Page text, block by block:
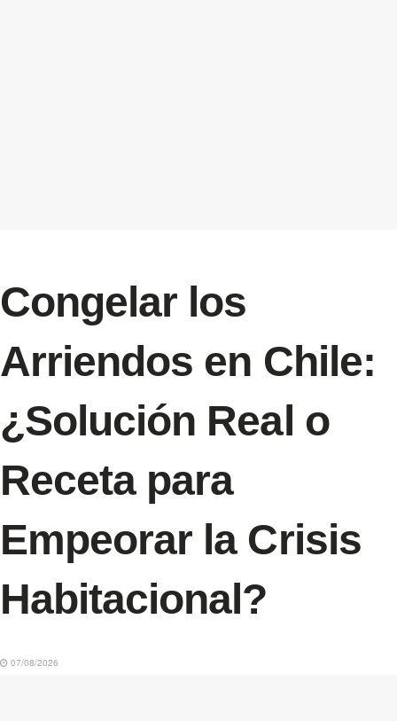
Congelar los
Arriendos en Chile:
¿Solución Real o
Receta para
Empeorar la Crisis
Habitacional?
07/08/2026